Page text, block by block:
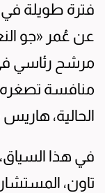
فترة طويلة في
عن عُمر «جو
مرشح رئاسي في
الحالية، هاريس (59
في هذا
تاون، المستشار